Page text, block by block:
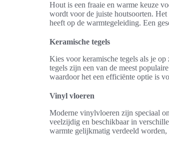
Hout is een fraaie en warme keuze
wordt voor de juiste houtsoorten.
heeft op de warmtegeleiding. Een
Keramische tegels
Kies voor keramische tegels als je
tegels zijn een van de meest
waardoor het een efficiënte optie is
Vinyl vloeren
Moderne vinylvloeren zijn speciaal
veelzijdig en beschikbaar in
warmte gelijkmatig verdeeld